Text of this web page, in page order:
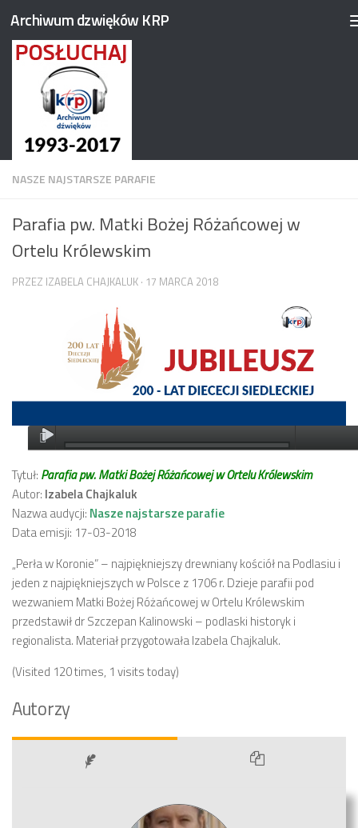
Przejdź do treści
Archiwum dzwięków KRP
NASZE NAJSTARSZE PARAFIE
Parafia pw. Matki Bożej Różańcowej w
Ortelu Królewskim
PRZEZ IZABELA CHAJKALUK · 17 MARCA 2018
Tytuł: Parafia pw. Matki Bożej Różańcowej w Ortelu Królewskim
Autor: Izabela Chajkaluk
Nazwa audycji: Nasze najstarsze parafie
Data emisji: 17-03-2018
„Perła w Koronie” – najpiękniejszy drewniany kościół na Podlasiu i
jeden z najpiękniejszych w Polsce z 1706 r. Dzieje parafii pod
wezwaniem Matki Bożej Różańcowej w Ortelu Królewskim
przedstawił dr Szczepan Kalinowski – podlaski historyk i
regionalista. Materiał przygotowała Izabela Chajkaluk.
(Visited 120 times, 1 visits today)
Autorzy